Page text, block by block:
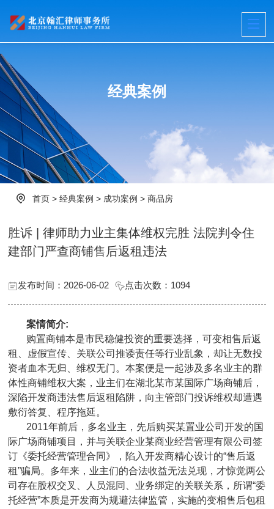
经典案例
首页 >经典案例 > 成功案例 >商品房
胜诉 | 律师助力业主集体维权完胜 法院判令住
建部门严查商铺售后返租违法
发布时间：2026-06-02 点击次数： 1094
案情简介:
购置商铺本是市民稳健投资的重要选择，可变相售后返
租、虚假宣传、关联公司推诿责任等行业乱象，却让无数投
资者血本无归、维权无门。本案便是一起涉及多名业主的群
体性商铺维权大案，业主们在湖北某市某国际广场商铺后，
深陷开发商违法售后返租陷阱，向主管部门投诉维权却遭遇
敷衍答复、程序拖延。
2011年前后，多名业主，先后购买某置业公司开发的国
际广场商铺项目，并与关联企业某商业经营管理有限公司签
订《委托经营管理合同》，陷入开发商精心设计的“售后返
租”骗局。多年来，业主们的合法收益无法兑现，才惊觉两公
司存在股权交叉、人员混同、业务绑定的关联关系，所谓“委
托经营”本质是开发商为规避法律监管，实施的变相售后包租